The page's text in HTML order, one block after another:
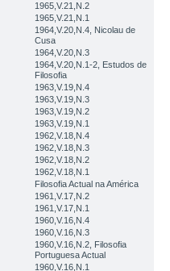
1965,V.21,N.2
1965,V.21,N.1
1964,V.20,N.4, Nicolau de
Cusa
1964,V.20,N.3
1964,V.20,N.1-2, Estudos de
Filosofia
1963,V.19,N.4
1963,V.19,N.3
1963,V.19,N.2
1963,V.19,N.1
1962,V.18,N.4
1962,V.18,N.3
1962,V.18,N.2
1962,V.18,N.1
Filosofia Actual na América
1961,V.17,N.2
1961,V.17,N.1
1960,V.16,N.4
1960,V.16,N.3
1960,V.16,N.2, Filosofia
Portuguesa Actual
1960,V.16,N.1